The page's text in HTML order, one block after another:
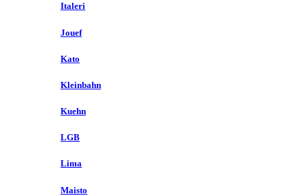
Italeri
Jouef
Kato
Kleinbahn
Kuehn
LGB
Lima
Maisto